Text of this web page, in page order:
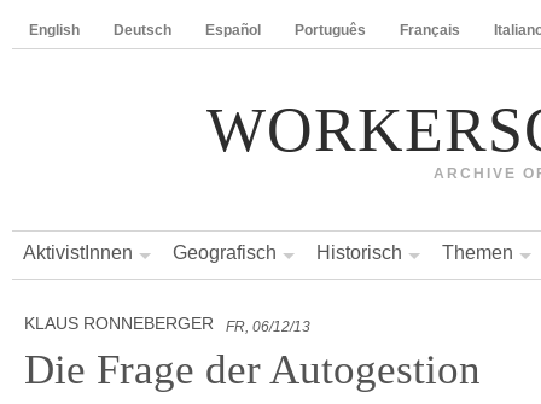
English Deutsch Español Português Français
ARCHIVE
AktivistInnen Geografisch Historisch Themen
KLAUS RONNEBERGER FR, 06/12/13
Die Frage der Autogestion